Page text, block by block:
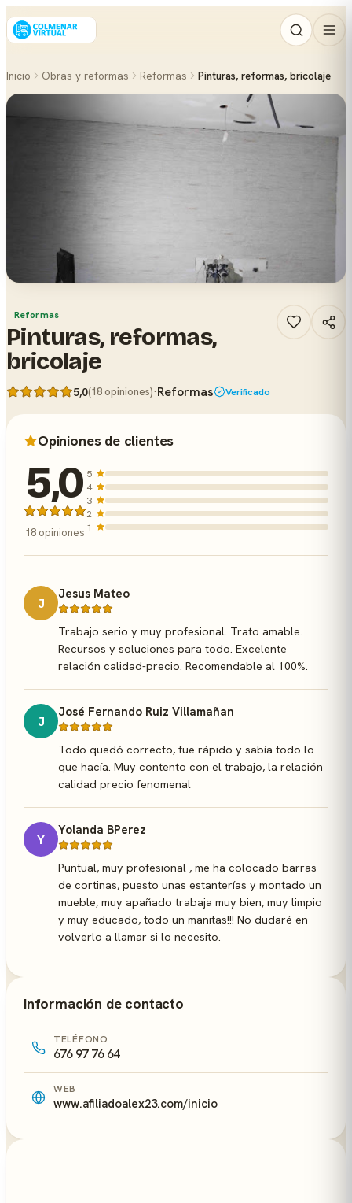
Inicio Obras y reformas Reformas Pinturas, reformas, bricolaje
Reformas
Pinturas, reformas,
bricolaje
5,0(18 opiniones)·Reformas Verificado
Opiniones de clientes
5,0
18 opiniones
5
4
3
2
1
J
Jesus Mateo
Trabajo serio y muy profesional. Trato amable.
Recursos y soluciones para todo. Excelente
relación calidad-precio. Recomendable al 100%.
J
José Fernando Ruiz Villamañan
Todo quedó correcto, fue rápido y sabía todo lo
que hacía. Muy contento con el trabajo, la relación
calidad precio fenomenal
Y
Yolanda BPerez
Puntual, muy profesional , me ha colocado barras
de cortinas, puesto unas estanterías y montado un
mueble, muy apañado trabaja muy bien, muy limpio
y muy educado, todo un manitas!!! No dudaré en
volverlo a llamar si lo necesito.
Información de contacto
TELÉFONO
676 97 76 64
WEB
www.afiliadoalex23.com/inicio